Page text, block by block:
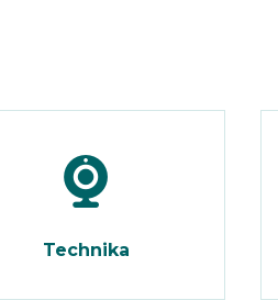
Technika